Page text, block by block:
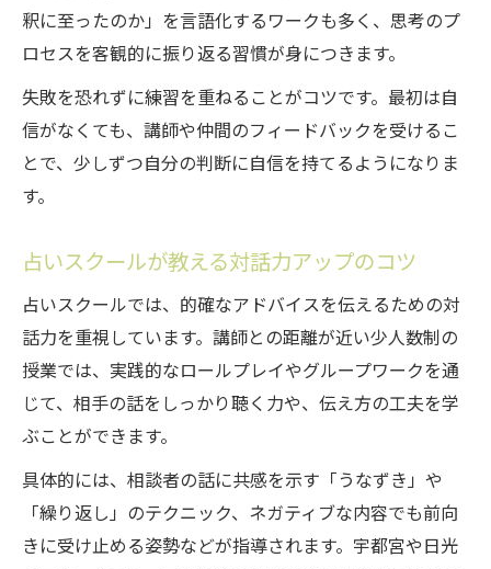
釈に至ったのか」を言語化するワークも多く、思考のプ
ロセスを客観的に振り返る習慣が身につきます。
失敗を恐れずに練習を重ねることがコツです。最初は自
信がなくても、講師や仲間のフィードバックを受けるこ
とで、少しずつ自分の判断に自信を持てるようになりま
す。
占いスクールが教える対話力アップのコツ
占いスクールでは、的確なアドバイスを伝えるための対
話力を重視しています。講師との距離が近い少人数制の
授業では、実践的なロールプレイやグループワークを通
じて、相手の話をしっかり聴く力や、伝え方の工夫を学
ぶことができます。
具体的には、相談者の話に共感を示す「うなずき」や
「繰り返し」のテクニック、ネガティブな内容でも前向
きに受け止める姿勢などが指導されます。宇都宮や日光